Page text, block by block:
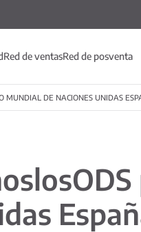
Red de ventasRed de posventa
MUNDIAL DE NACIONES UNIDAS